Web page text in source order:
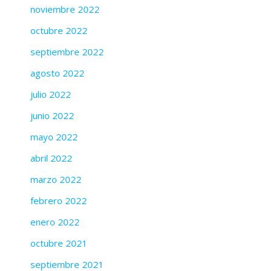
noviembre 2022
octubre 2022
septiembre 2022
agosto 2022
julio 2022
junio 2022
mayo 2022
abril 2022
marzo 2022
febrero 2022
enero 2022
octubre 2021
septiembre 2021